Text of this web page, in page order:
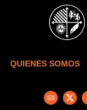
Skip to main content
QUIENES SOMOS